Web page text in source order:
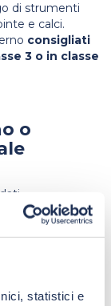
statistici e
di strumenti
e calci.
consigliati
3 o in classe
o
per chi
abitazione
o l’altro
possono